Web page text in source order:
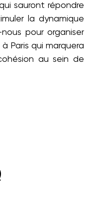
sauront répondre
la dynamique
pour organiser
Paris qui marquera
au sein de